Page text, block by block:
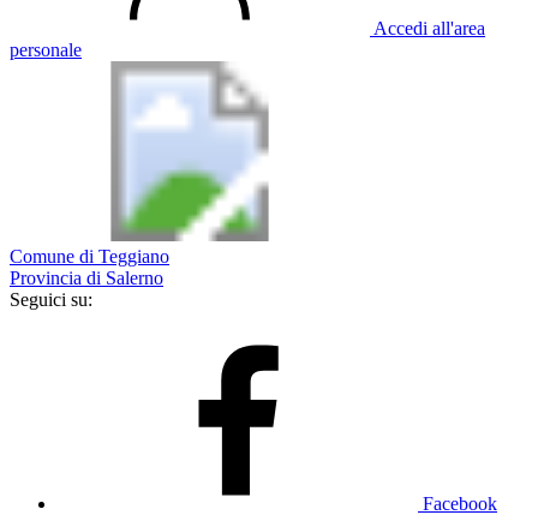
Accedi all'area
personale
Comune di Teggiano
Provincia di Salerno
Seguici su:
Facebook